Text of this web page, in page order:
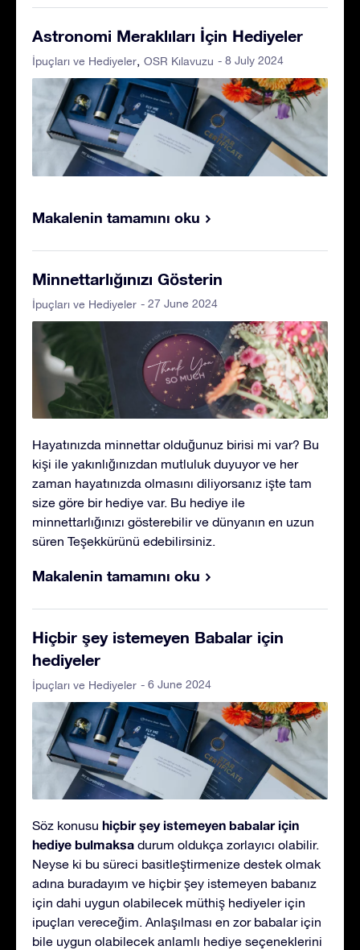
Astronomi Meraklıları İçin Hediyeler
İpuçları ve Hediyeler OSR Kılavuzu - 8 July 2024
Makalenin tamamını oku
Minnettarlığınızı Gösterin
İpuçları ve Hediyeler - 27 June 2024
Hayatınızda minnettar olduğunuz birisi mi var? Bu
kişi ile yakınlığınızdan mutluluk duyuyor ve her
zaman hayatınızda olmasını diliyorsanız işte tam
size göre bir hediye var. Bu hediye ile
minnettarlığınızı gösterebilir ve dünyanın en uzun
süren Teşekkürünü edebilirsiniz.
Makalenin tamamını oku
Hiçbir şey istemeyen Babalar için
hediyeler
İpuçları ve Hediyeler - 6 June 2024
Söz konusu hiçbir şey istemeyen babalar için
hediye bulmaksa durum oldukça zorlayıcı olabilir.
Neyse ki bu süreci basitleştirmenize destek olmak
adına buradayım ve hiçbir şey istemeyen babanız
için dahi uygun olabilecek müthiş hediyeler için
ipuçları vereceğim. Anlaşılması en zor babalar için
bile uygun olabilecek anlamlı hediye seçeneklerini